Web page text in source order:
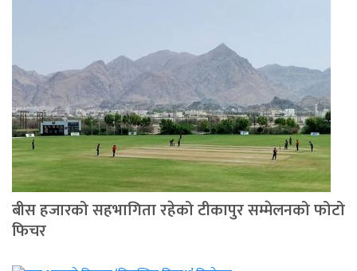
बीस हजारको सहभागिता रहेको टीकापुर सम्मेलनको फोटो
फिचर